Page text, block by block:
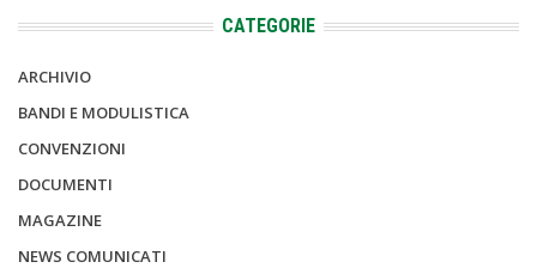
CATEGORIE
ARCHIVIO
BANDI E MODULISTICA
CONVENZIONI
DOCUMENTI
MAGAZINE
NEWS COMUNICATI